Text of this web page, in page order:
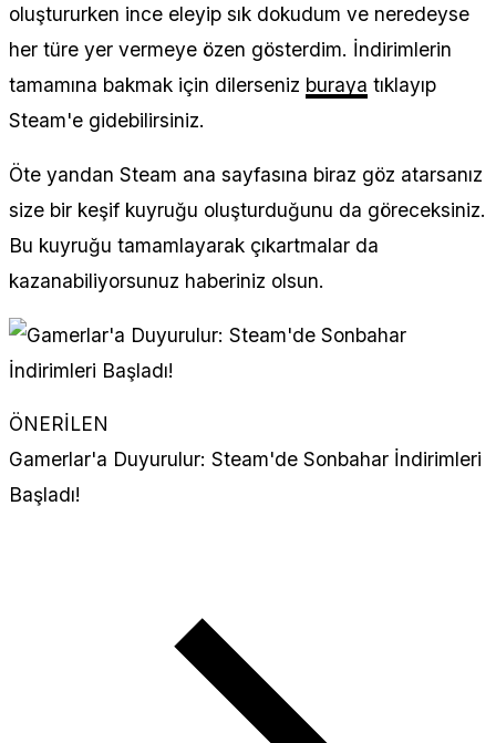
oluştururken ince eleyip sık dokudum ve neredeyse
her türe yer vermeye özen gösterdim. İndirimlerin
tamamına bakmak için dilerseniz buraya tıklayıp
Steam'e gidebilirsiniz.
Öte yandan Steam ana sayfasına biraz göz atarsanız
size bir keşif kuyruğu oluşturduğunu da göreceksiniz.
Bu kuyruğu tamamlayarak çıkartmalar da
kazanabiliyorsunuz haberiniz olsun.
ÖNERİLEN
Gamerlar'a Duyurulur: Steam'de Sonbahar İndirimleri
Başladı!